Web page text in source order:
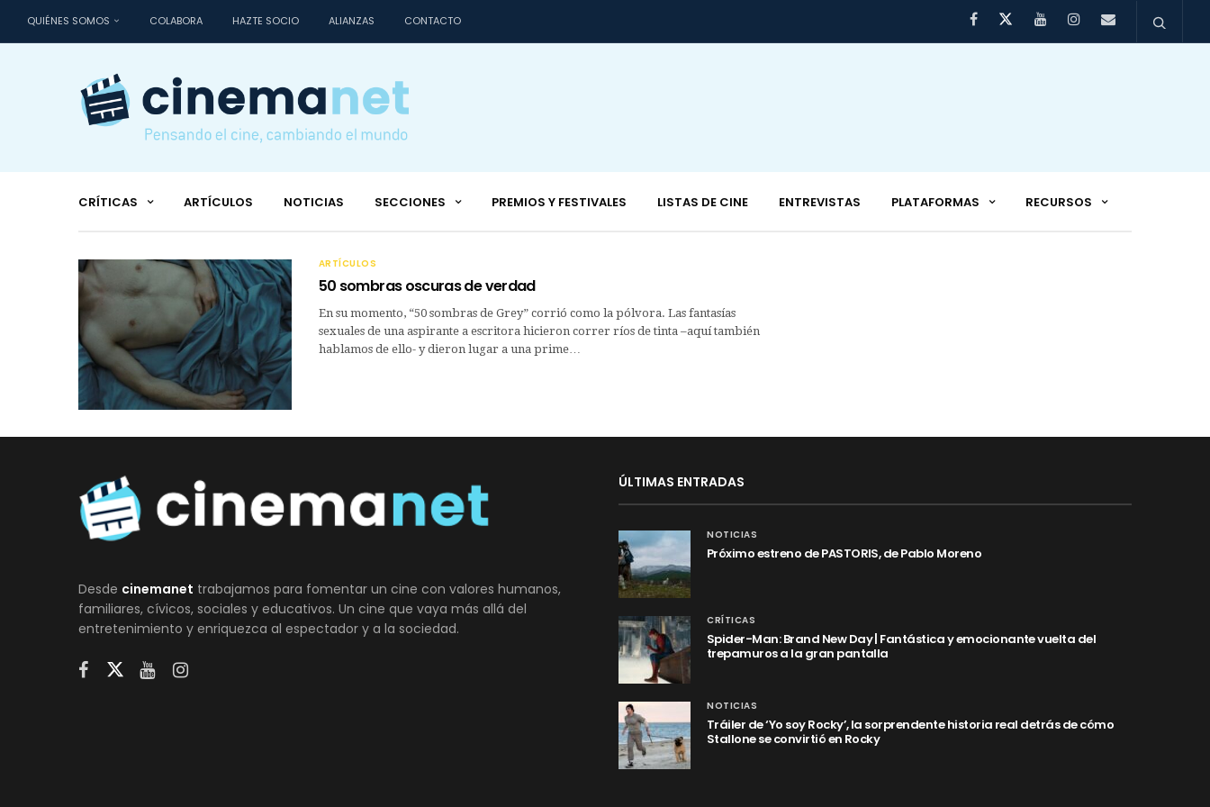
QUIÉNES SOMOS COLABORA HAZTE SOCIO ALIANZAS CONTACTO
CRÍTICAS ARTÍCULOS NOTICIAS SECCIONES PREMIOS Y FESTIVALES LISTAS DE CINE ENTREVISTAS PLATAFORMAS RECURSOS
ARTÍCULOS
50 sombras oscuras de verdad
En su momento, “50 sombras de Grey” corrió como la pólvora. Las fantasías
sexuales de una aspirante a escritora hicieron correr ríos de tinta –aquí también
hablamos de ello- y dieron lugar a una prime…
Desde cinemanet trabajamos para fomentar un cine con valores humanos,
familiares, cívicos, sociales y educativos. Un cine que vaya más allá del
entretenimiento y enriquezca al espectador y a la sociedad.
ÚLTIMAS ENTRADAS
NOTICIAS
Próximo estreno de PASTORIS, de Pablo Moreno
CRÍTICAS
Spider-Man: Brand New Day | Fantástica y emocionante vuelta del
trepamuros a la gran pantalla
NOTICIAS
Tráiler de ‘Yo soy Rocky’, la sorprendente historia real detrás de cómo
Stallone se convirtió en Rocky